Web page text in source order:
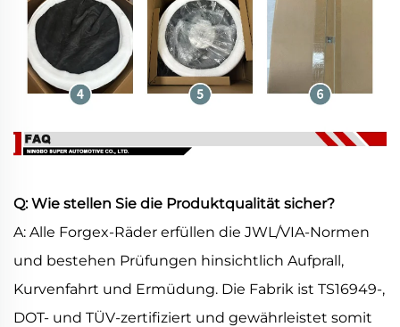
Q: Wie stellen Sie die Produktqualität sicher?
A: Alle Forgex-Räder erfüllen die JWL/VIA-Normen
und bestehen Prüfungen hinsichtlich Aufprall,
Kurvenfahrt und Ermüdung. Die Fabrik ist TS16949-,
DOT- und TÜV-zertifiziert und gewährleistet somit